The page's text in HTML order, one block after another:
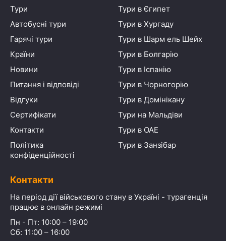
Тури
Автобусні тури
Гарячі тури
Країни
Новини
Питання і відповіді
Відгуки
Сертифікати
Контакти
Політика
конфіденційності
Тури в Єгипет
Тури в Хургаду
Тури в Шарм ель Шейх
Тури в Болгарію
Тури в Іспанію
Тури в Чорногорію
Тури в Домінікану
Тури на Мальдіви
Тури в ОАЕ
Тури в Занзібар
Контакти
На період дії військового стану в Україні - турагенція
працює в онлайн режимі
Пн - Пт: 10:00 – 19:00
Сб: 11:00 – 16:00